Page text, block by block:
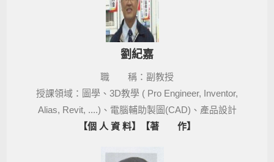
劉紀嘉
職 稱：副教授
授課領域：圖學、3D教學 ( Pro Engineer, Inventor,
Alias, Revit, ....)、電腦輔助製圖(CAD)、產品設計
【個 人 資 料】
【著 作】